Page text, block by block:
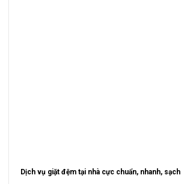
Dịch vụ giặt đệm tại nhà cực chuẩn, nhanh, sạch